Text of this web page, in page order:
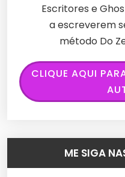
Escritores e
a escreverem
método Do
CLIQUE AQUI
ME SIGA